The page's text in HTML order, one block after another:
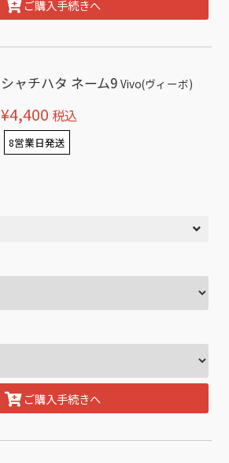
ご購入手続きへ
シャチハタ ネーム9Vivo(ヴィーボ)
¥4,400 税込
8営業日発送
ご購入手続きへ